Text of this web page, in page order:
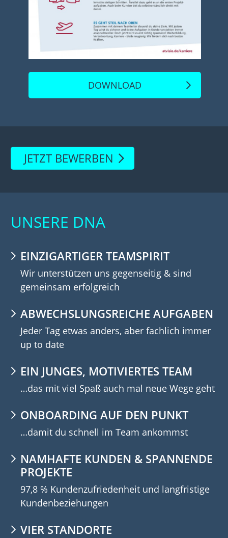
DOWNLOAD
JETZT BEWERBEN
UNSERE DNA
EINZIGARTIGER TEAMSPIRIT
Wir unterstützen uns gegenseitig & sind
gemeinsam erfolgreich
ABWECHSLUNGSREICHE AUFGABEN
Jeder Tag etwas anders, aber fachlich immer
up to date
EIN JUNGES, MOTIVIERTES TEAM
…das mit viel Spaß auch mal neue Wege geht
ONBOARDING AUF DEN PUNKT
…damit du schnell im Team ankommst
NAMHAFTE KUNDEN & SPANNENDE
PROJEKTE
97,8 % Kundenzufriedenheit und langfristige
Kundenbeziehungen
VIER STANDORTE